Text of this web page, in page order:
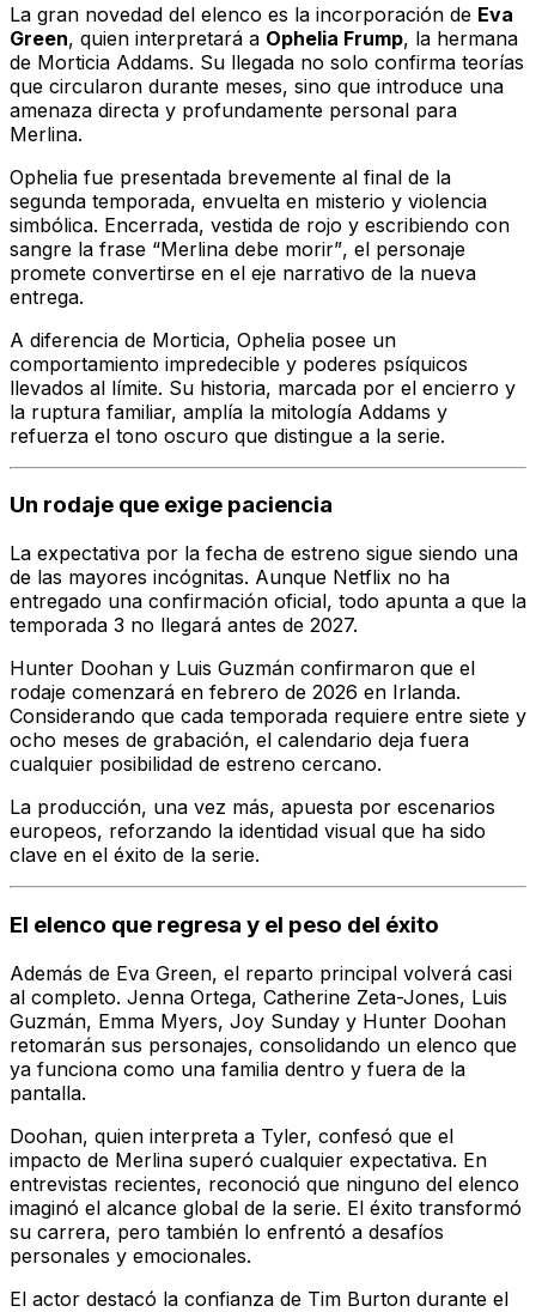
La gran novedad del elenco es la incorporación de Eva
Green, quien interpretará a Ophelia Frump, la hermana
de Morticia Addams. Su llegada no solo confirma teorías
que circularon durante meses, sino que introduce una
amenaza directa y profundamente personal para
Merlina.
Ophelia fue presentada brevemente al final de la
segunda temporada, envuelta en misterio y violencia
simbólica. Encerrada, vestida de rojo y escribiendo con
sangre la frase “Merlina debe morir”, el personaje
promete convertirse en el eje narrativo de la nueva
entrega.
A diferencia de Morticia, Ophelia posee un
comportamiento impredecible y poderes psíquicos
llevados al límite. Su historia, marcada por el encierro y
la ruptura familiar, amplía la mitología Addams y
refuerza el tono oscuro que distingue a la serie.
Un rodaje que exige paciencia
La expectativa por la fecha de estreno sigue siendo una
de las mayores incógnitas. Aunque Netflix no ha
entregado una confirmación oficial, todo apunta a que la
temporada 3 no llegará antes de 2027.
Hunter Doohan y Luis Guzmán confirmaron que el
rodaje comenzará en febrero de 2026 en Irlanda.
Considerando que cada temporada requiere entre siete y
ocho meses de grabación, el calendario deja fuera
cualquier posibilidad de estreno cercano.
La producción, una vez más, apuesta por escenarios
europeos, reforzando la identidad visual que ha sido
clave en el éxito de la serie.
El elenco que regresa y el peso del éxito
Además de Eva Green, el reparto principal volverá casi
al completo. Jenna Ortega, Catherine Zeta-Jones, Luis
Guzmán, Emma Myers, Joy Sunday y Hunter Doohan
retomarán sus personajes, consolidando un elenco que
ya funciona como una familia dentro y fuera de la
pantalla.
Doohan, quien interpreta a Tyler, confesó que el
impacto de Merlina superó cualquier expectativa. En
entrevistas recientes, reconoció que ninguno del elenco
imaginó el alcance global de la serie. El éxito transformó
su carrera, pero también lo enfrentó a desafíos
personales y emocionales.
El actor destacó la confianza de Tim Burton durante el